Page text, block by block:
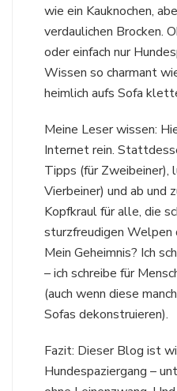
wie ein Kauknochen,
verdaulichen Brocken.
oder einfach nur
Wissen so charmant
heimlich aufs Sofa
Meine Leser wissen:
Internet rein.
Tipps (für
Vierbeiner) und ab und
Kopfkraul für alle, die
sturzfreudigen Welpen
Mein Geheimnis? Ich
– ich schreibe für
(auch wenn diese
Sofas dekonstruieren).
Fazit: Dieser Blog ist
Hundespaziergang –